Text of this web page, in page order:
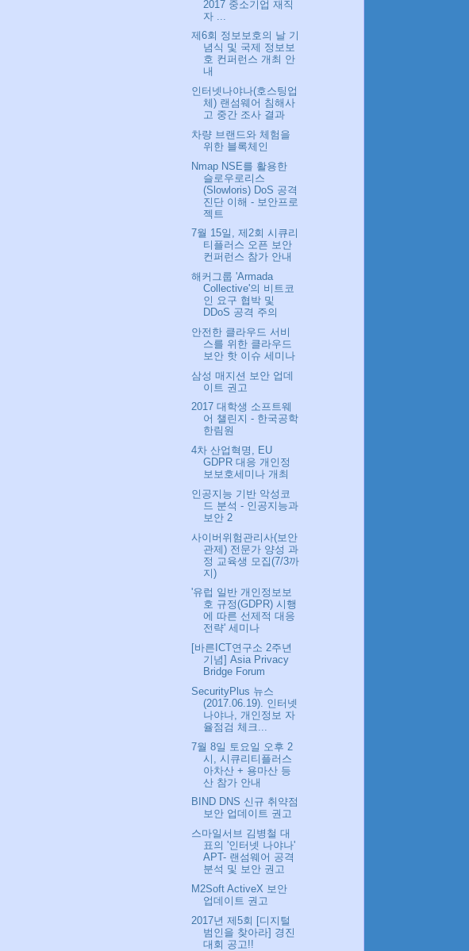
2017 중소기업 재직
자 ...
제6회 정보보호의 날 기
념식 및 국제 정보보
호 컨퍼런스 개최 안
내
인터넷나야나(호스팅업
체) 랜섬웨어 침해사
고 중간 조사 결과
차량 브랜드와 체험을
위한 블록체인
Nmap NSE를 활용한
슬로우로리스
(Slowloris) DoS 공격
진단 이해 - 보안프로
젝트
7월 15일, 제2회 시큐리
티플러스 오픈 보안
컨퍼런스 참가 안내
해커그룹 'Armada
Collective'의 비트코
인 요구 협박 및
DDoS 공격 주의
안전한 클라우드 서비
스를 위한 클라우드
보안 핫 이슈 세미나
삼성 매지션 보안 업데
이트 권고
2017 대학생 소프트웨
어 챌린지 - 한국공학
한림원
4차 산업혁명, EU
GDPR 대응 개인정
보보호세미나 개최
인공지능 기반 악성코
드 분석 - 인공지능과
보안 2
사이버위험관리사(보안
관제) 전문가 양성 과
정 교육생 모집(7/3까
지)
'유럽 일반 개인정보보
호 규정(GDPR) 시행
에 따른 선제적 대응
전략' 세미나
[바른ICT연구소 2주년
기념] Asia Privacy
Bridge Forum
SecurityPlus 뉴스
(2017.06.19). 인터넷
나야나, 개인정보 자
율점검 체크...
7월 8일 토요일 오후 2
시, 시큐리티플러스
아차산 + 용마산 등
산 참가 안내
BIND DNS 신규 취약점
보안 업데이트 권고
스마일서브 김병철 대
표의 '인터넷 나야나'
APT- 랜섬웨어 공격
분석 및 보안 권고
M2Soft ActiveX 보안
업데이트 권고
2017년 제5회 [디지털
범인을 찾아라] 경진
대회 공고!!